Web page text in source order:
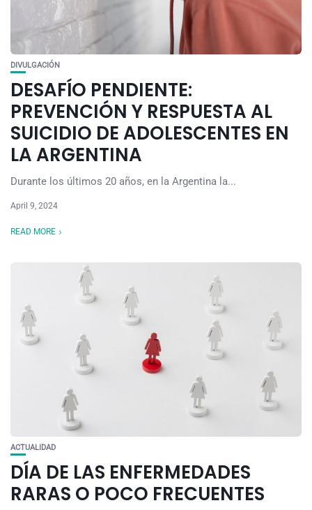
DIVULGACIÓN
DESAFÍO PENDIENTE:
PREVENCIÓN Y RESPUESTA AL
SUICIDIO DE ADOLESCENTES EN
LA ARGENTINA
Durante los últimos 20 años, en la Argentina la...
April 9, 2024
READ MORE
ACTUALIDAD
DÍA DE LAS ENFERMEDADES
RARAS O POCO FRECUENTES